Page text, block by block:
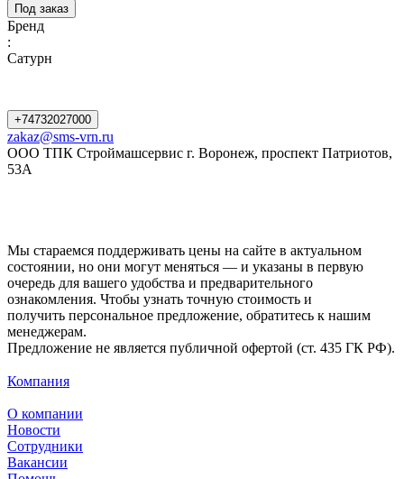
Под заказ
Бренд
:
Сатурн
+74732027000
zakaz@sms-vrn.ru
ООО ТПК Строймашсервис г. Воронеж, проспект Патриотов,
53А
Мы стараемся поддерживать цены на сайте в актуальном
состоянии, но они могут меняться — и указаны в первую
очередь для вашего удобства и предварительного
ознакомления. Чтобы узнать точную стоимость и
получить персональное предложение, обратитесь к нашим
менеджерам.
Предложение не является публичной офертой (ст. 435 ГК РФ).
Компания
О компании
Новости
Сотрудники
Вакансии